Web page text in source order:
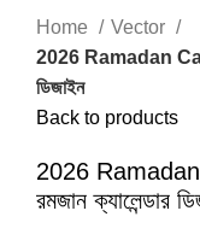
Home
Vector
2026 Ramadan
ডিজাইন
Back to products
2026
রমজান ক্যালেন্ডার